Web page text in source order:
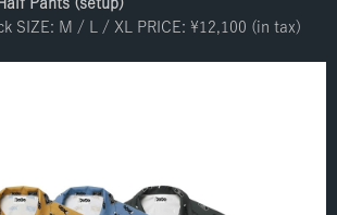
SIZE: M / L / XL PRICE: ¥12,100 (in tax)